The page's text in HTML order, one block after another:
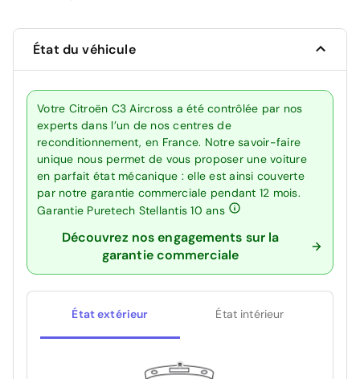
État du véhicule
Votre Citroën C3 Aircross a été contrôlée par nos
experts dans l’un de nos centres de
reconditionnement, en France. Notre savoir-faire
unique nous permet de vous proposer une voiture
en parfait état mécanique : elle est ainsi couverte
par notre garantie commerciale pendant 12 mois.
Garantie Puretech Stellantis 10 ans
Découvrez nos engagements sur la
garantie commerciale
État extérieur État intérieur